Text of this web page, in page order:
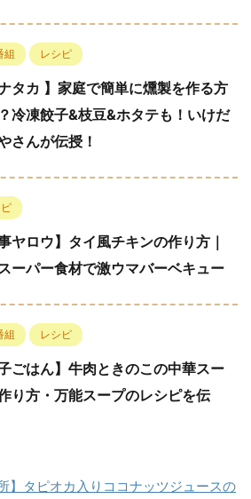
組 レシピ
ナタカ 】家庭で簡単に燻製を作る方
冷凍餃子&枝豆&ホタテも！いけだ
さんが伝授！
事ヤロウ】タイ風チキンの作り方｜
ーパー食材で激ウマバーベキュー
組 レシピ
子ごはん】牛肉ときのこの中華スー
り方・万能スープのレシピを伝
】タピオカ入りココナッツジュースの